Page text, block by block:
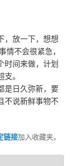
，放一下，想想
不会很紧急，
时间来做，计划
。
是日久弥新，要
不说新鲜事物不
链接加入收藏夹。